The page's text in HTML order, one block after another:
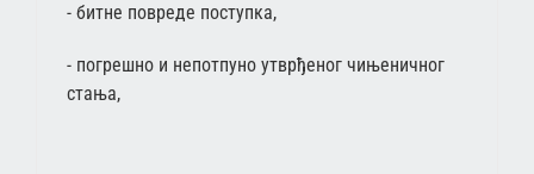
- битне повреде поступка,
- погрешно и непотпуно утврђеног чињеничног
стања,